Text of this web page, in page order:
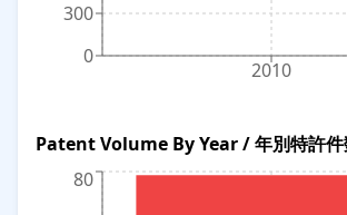
2010
0
300
Patent Volume By Year / 年別特許件
80